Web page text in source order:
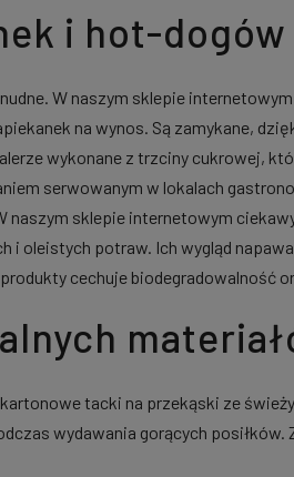
i hot-dogów
W naszym sklepie
na wynos. Są zamykane,
wykonane z trzciny cukrowej,
serwowanym w lokalach
sklepie internetowym
i oleistych potraw. Ich wygląd
cechuje biodegradowalność
tacki na przekąski ze
wydawania gorących